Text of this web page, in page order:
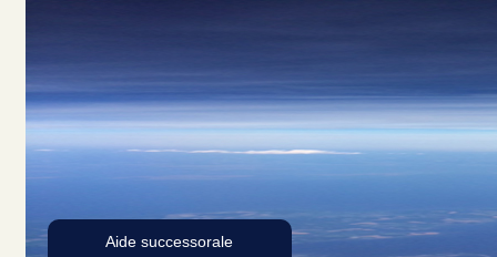
Aide successorale